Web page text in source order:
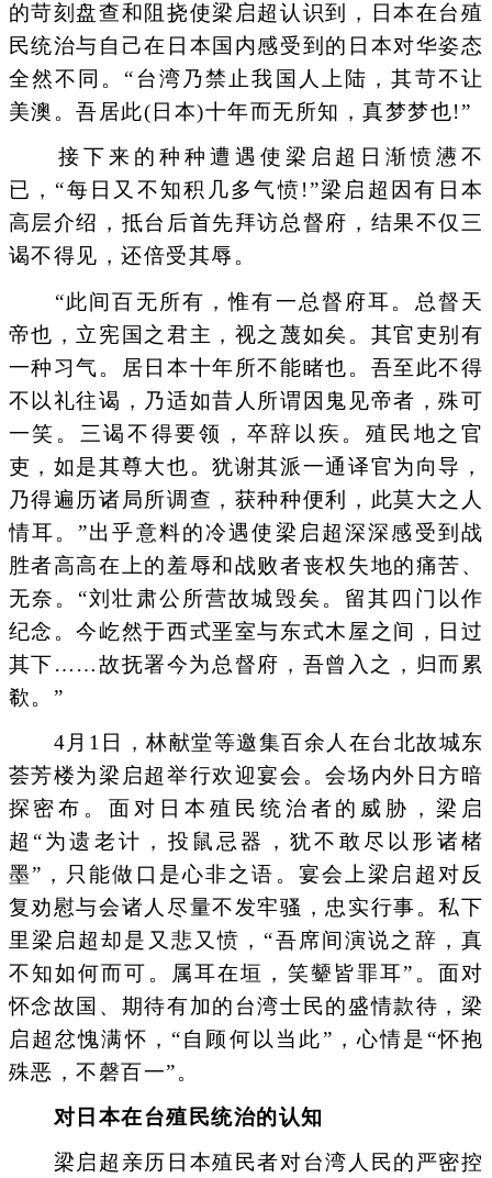
的苛刻盘查和阻挠使梁启超认识到，日本在台殖
民统治与自己在日本国内感受到的日本对华姿态
全然不同。“台湾乃禁止我国人上陆，其苛不让
美澳。吾居此(日本)十年而无所知，真梦梦也!”
接下来的种种遭遇使梁启超日渐愤懑不
已，“每日又不知积几多气愤!”梁启超因有日本
高层介绍，抵台后首先拜访总督府，结果不仅三
谒不得见，还倍受其辱。
“此间百无所有，惟有一总督府耳。总督天
帝也，立宪国之君主，视之蔑如矣。其官吏别有
一种习气。居日本十年所不能睹也。吾至此不得
不以礼往谒，乃适如昔人所谓因鬼见帝者，殊可
一笑。三谒不得要领，卒辞以疾。殖民地之官
吏，如是其尊大也。犹谢其派一通译官为向导，
乃得遍历诸局所调查，获种种便利，此莫大之人
情耳。”出乎意料的冷遇使梁启超深深感受到战
胜者高高在上的羞辱和战败者丧权失地的痛苦、
无奈。“刘壮肃公所营故城毁矣。留其四门以作
纪念。今屹然于西式垩室与东式木屋之间，日过
其下……故抚署今为总督府，吾曾入之，归而累
欷。”
4月1日，林献堂等邀集百余人在台北故城东
荟芳楼为梁启超举行欢迎宴会。会场内外日方暗
探密布。面对日本殖民统治者的威胁，梁启
超“为遗老计，投鼠忌器，犹不敢尽以形诸楮
墨”，只能做口是心非之语。宴会上梁启超对反
复劝慰与会诸人尽量不发牢骚，忠实行事。私下
里梁启超却是又悲又愤，“吾席间演说之辞，真
不知如何而可。属耳在垣，笑颦皆罪耳”。面对
怀念故国、期待有加的台湾士民的盛情款待，梁
启超忿愧满怀，“自顾何以当此”，心情是“怀抱
殊恶，不磬百一”。
对日本在台殖民统治的认知
梁启超亲历日本殖民者对台湾人民的严密控